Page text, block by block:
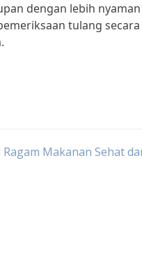
dengan lebih
tulang
Makanan Sehat